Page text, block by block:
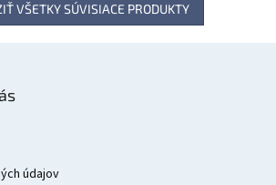
VŠETKY SÚVISIACE PRODUKTY
údajov